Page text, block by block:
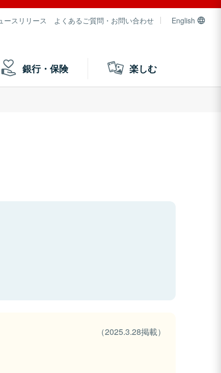
ースリリース よくあるご質問・お問い合わせ English
銀行・保険 楽しむ
（2025.3.28掲載）